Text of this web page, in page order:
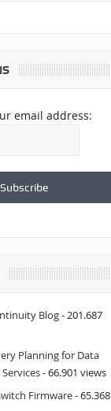
email address:
Blog- 201.687
Planning for Data
- 66.901 views
Firmware- 65.368